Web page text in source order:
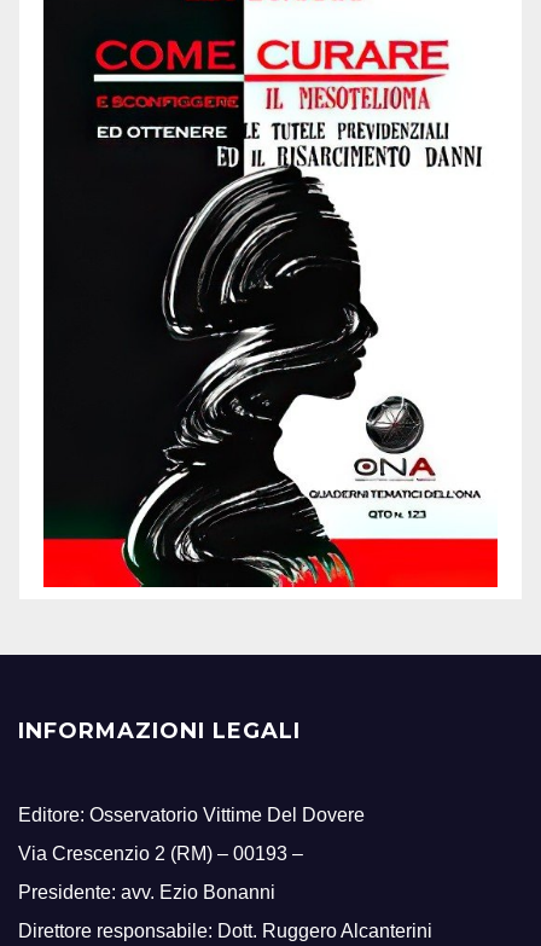
INFORMAZIONI LEGALI
Editore: Osservatorio Vittime Del Dovere
Via Crescenzio 2 (RM) – 00193 –
Presidente: avv. Ezio Bonanni
Direttore responsabile: Dott. Ruggero Alcanterini